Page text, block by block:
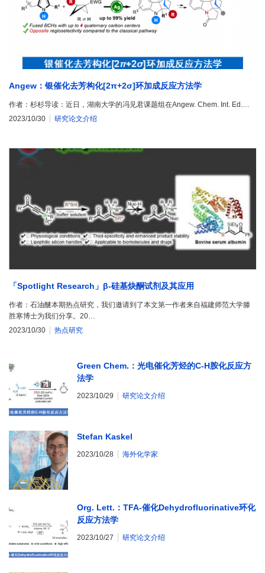
Angew：银催化去芳构化[2π+2σ]环加成反应方法学
作者：杉杉导读：近日，湖南大学的冯见君课题组在Angew. Chem. Int. Ed.…
2023/10/30
研究论文介绍
「Spotlight Research」β-硅基炔酮试剂及其应用
作者：石油醚本期热点研究，我们邀请到了本文第一作者来自福建师范大学滕
胜寒博士为我们分享。20…
2023/10/30
热点研究
Green Chem.：光电催化芳烃的C-H胺化反应方
法学
2023/10/29 研究论文介绍
Stefan Kaskel
2023/10/28 海外化学家
Org. Lett.：TFA-催化Dehydrofluorinative环化
反应方法学
2023/10/27 研究论文介绍